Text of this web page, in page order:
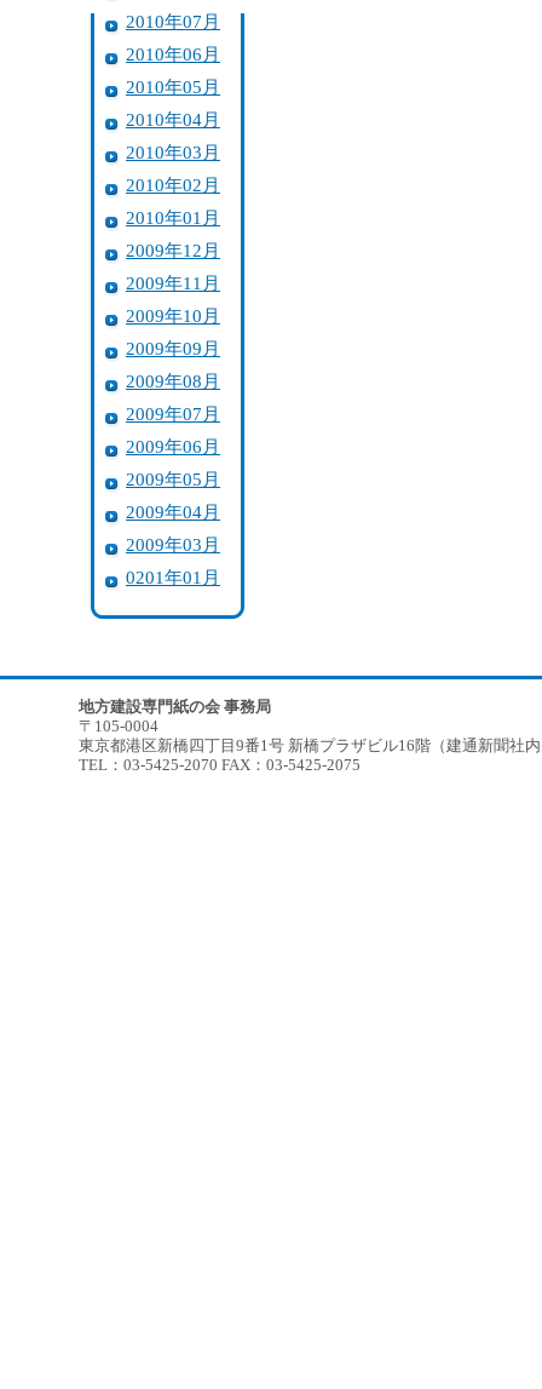
2010年07月
2010年06月
2010年05月
2010年04月
2010年03月
2010年02月
2010年01月
2009年12月
2009年11月
2009年10月
2009年09月
2009年08月
2009年07月
2009年06月
2009年05月
2009年04月
2009年03月
0201年01月
地方建設専門紙の会 事務局
〒105-0004
東京都港区新橋四丁目9番1号 新橋プラザビル16階（建通新聞社
TEL：03-5425-2070 FAX：03-5425-2075